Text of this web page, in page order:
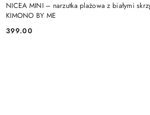
NICEA MINI – narzutka plażowa z białymi
KIMONO BY ME
Cena:
399.00